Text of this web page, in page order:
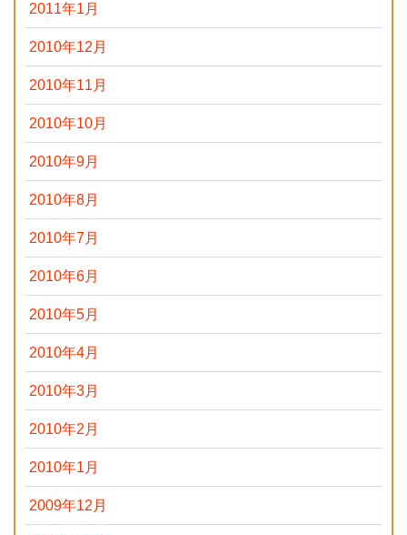
2011年1月
2010年12月
2010年11月
2010年10月
2010年9月
2010年8月
2010年7月
2010年6月
2010年5月
2010年4月
2010年3月
2010年2月
2010年1月
2009年12月